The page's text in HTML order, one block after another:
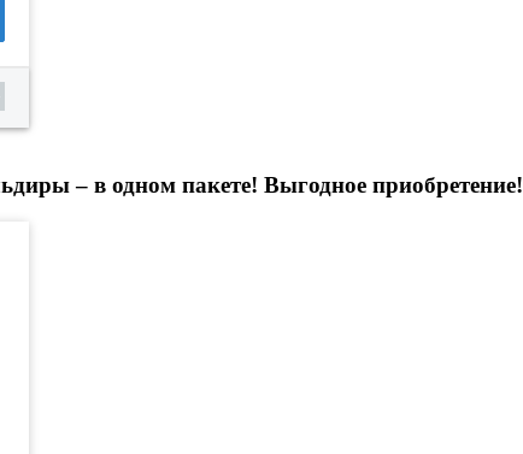
– в одном пакете! Выгодное приобретение!